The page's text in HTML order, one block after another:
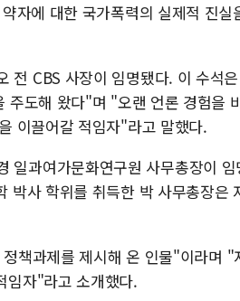
자에 대한 국가폭력의 실제적 진실
전 CBS 사장이 임명됐다. 이 수석
주도해 왔다"며 "오랜 언론 경험을
이끌어갈 적임자"라고 말했다.
일과여가문화연구원 사무총장이
박사 학위를 취득한 박 사무총장은
책과제를 제시해 온 인물"이라며 "
임자"라고 소개했다.